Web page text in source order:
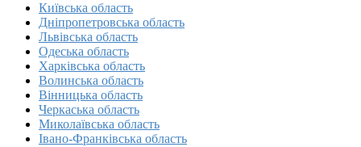
Київська область
Дніпропетровська область
Львівська область
Одеська область
Харківська область
Волинська область
Вінницька область
Черкаська область
Миколаївська область
Івано-Франківська область